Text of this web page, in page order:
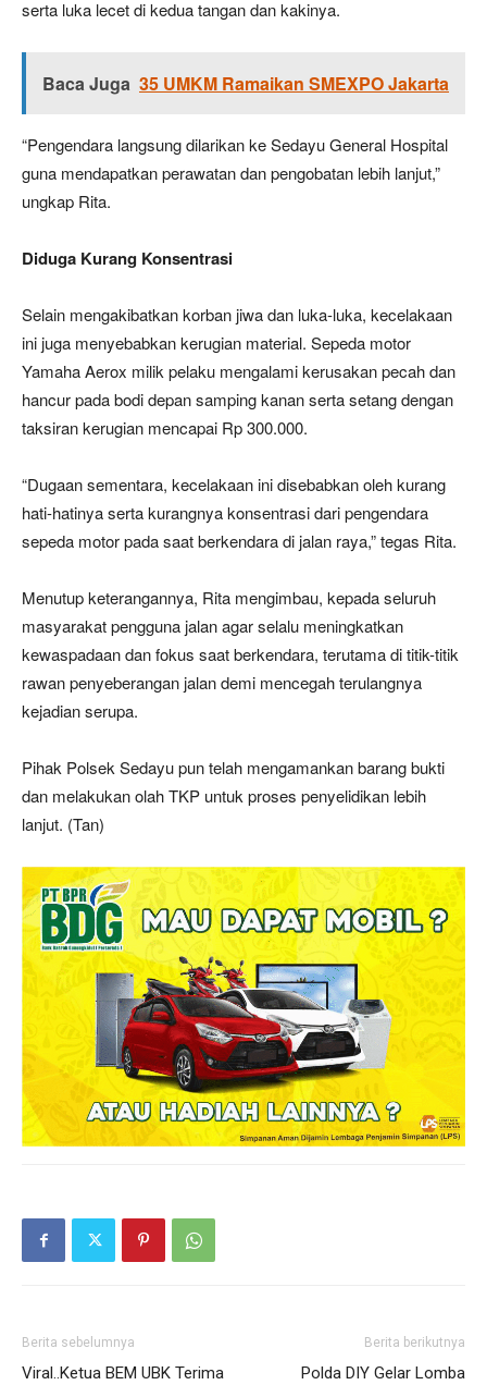
serta luka lecet di kedua tangan dan kakinya.
Baca Juga 35 UMKM Ramaikan SMEXPO Jakarta
“Pengendara langsung dilarikan ke Sedayu General Hospital
guna mendapatkan perawatan dan pengobatan lebih lanjut,”
ungkap Rita.
Diduga Kurang Konsentrasi
Selain mengakibatkan korban jiwa dan luka-luka, kecelakaan
ini juga menyebabkan kerugian material. Sepeda motor
Yamaha Aerox milik pelaku mengalami kerusakan pecah dan
hancur pada bodi depan samping kanan serta setang dengan
taksiran kerugian mencapai Rp 300.000.
“Dugaan sementara, kecelakaan ini disebabkan oleh kurang
hati-hatinya serta kurangnya konsentrasi dari pengendara
sepeda motor pada saat berkendara di jalan raya,” tegas Rita.
Menutup keterangannya, Rita mengimbau, kepada seluruh
masyarakat pengguna jalan agar selalu meningkatkan
kewaspadaan dan fokus saat berkendara, terutama di titik-titik
rawan penyeberangan jalan demi mencegah terulangnya
kejadian serupa.
Pihak Polsek Sedayu pun telah mengamankan barang bukti
dan melakukan olah TKP untuk proses penyelidikan lebih
lanjut. (Tan)
Berita sebelumnya
Viral..Ketua BEM UBK Terima
Berita berikutnya
Polda DIY Gelar Lomba